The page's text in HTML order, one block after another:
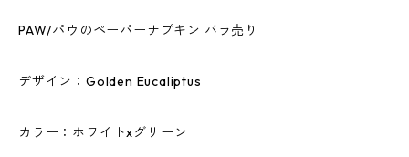
PAW/パウのペーパーナプキン バラ売り
デザイン：Golden Eucaliptus
カラー：ホワイトxグリーン